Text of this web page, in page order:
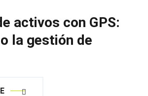
activos con GPS:
la gestión de